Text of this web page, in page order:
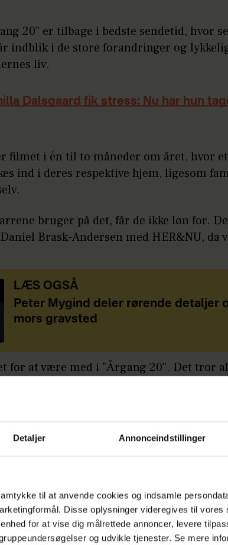
Detaljer Annonceindstillinger
til at anvende cookies og indsamle
Disse oplysninger videregives til vores
for at vise dig målrettede annoncer, levere
og udvikle tjenester. Se mere
20" er tilbage i bedste sendetid, hvor
indblik i de store forandringer og
liv.
Dalsgaard fik stress: Nu har hun
filmet i én til to måneder om året, hvor et
ind i deres respektive hjem, ligesom
bruger på det, får de ikke løn for.
Brask-Andersen med HER&NU, da
LÆS OGSÅ
Peter Mygind deler rørende detaljer
mors gravsted
for at være med i "Årgang 20". Det tror
er dog ikke noget, som kom bag på
Klæstrup i svær tid: Er flyttet fra